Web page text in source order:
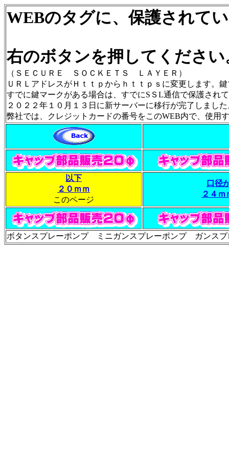
WEBのタグに、保護されて
右のボタンを押してください
（ＳＥＣＵＲＥ ＳＯＣＫＥＴＳ ＬＡＹＥＲ）
ＵＲＬアドレスがＨｔｔｐからｈｔｔｐｓに変更します。
すでに鍵マークがある場合は、すでにSＳL通信で保護され
２０２２年１０月１３日に新サーバーに移行が完了しま
弊社では、クレジットカードの番号をこのWEB内で、使用
以下
２０ｍｍ
このページ
口径
２４ｍ
ボタンスプレーポンプ ミニガンスプレーポンプ ガンスプ